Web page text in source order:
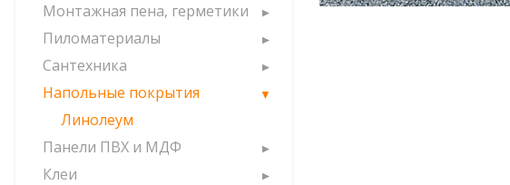
Монтажная пена, герметики
Пиломатериалы
Сантехника
Напольные покрытия
Линолеум
Панели ПВХ и МДФ
Клеи